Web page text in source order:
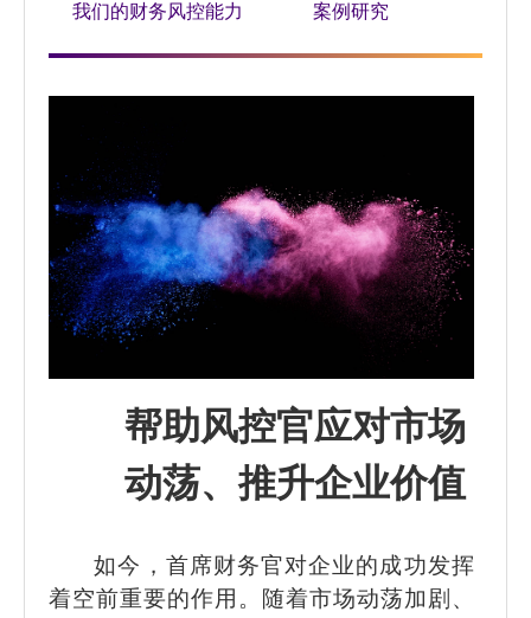
我们的财务风控能力 案例研究
帮助风控官应对市场
动荡、推升企业价值
如今，首席财务官对企业的成功发挥
着空前重要的作用。随着市场动荡加剧、